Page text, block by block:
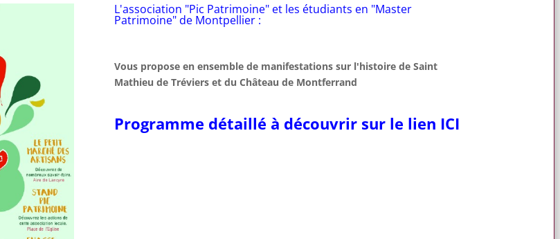
L'association "Pic Patrimoine" et les étudiants en "Master
Patrimoine" de Montpellier :
Vous propose en ensemble de manifestations sur l'histoire de Saint
Mathieu de Tréviers et du Château de Montferrand
Programme détaillé à découvrir sur le lien ICI